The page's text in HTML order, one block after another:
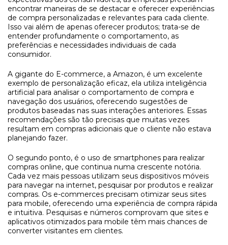
encontrar maneiras de se destacar e oferecer experiências
de compra personalizadas e relevantes para cada cliente.
Isso vai além de apenas oferecer produtos; trata-se de
entender profundamente o comportamento, as
preferências e necessidades individuais de cada
consumidor.
A gigante do E-commerce, a Amazon, é um excelente
exemplo de personalização eficaz, ela utiliza inteligência
artificial para analisar o comportamento de compra e
navegação dos usuários, oferecendo sugestões de
produtos baseadas nas suas interações anteriores. Essas
recomendações são tão precisas que muitas vezes
resultam em compras adicionais que o cliente não estava
planejando fazer.
O segundo ponto, é o uso de smartphones para realizar
compras online, que continua numa crescente notória.
Cada vez mais pessoas utilizam seus dispositivos móveis
para navegar na internet, pesquisar por produtos e realizar
compras. Os e-commerces precisam otimizar seus sites
para mobile, oferecendo uma experiência de compra rápida
e intuitiva. Pesquisas e números comprovam que sites e
aplicativos otimizados para mobile têm mais chances de
converter visitantes em clientes.